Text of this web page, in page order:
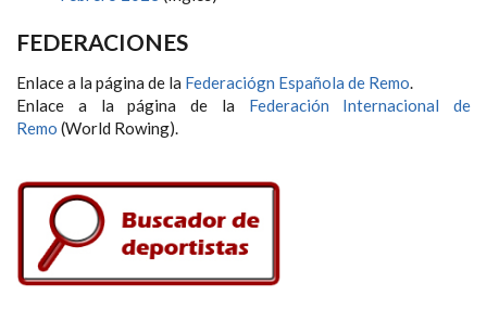
FEDERACIONES
Enlace a la página de la Federaciógn Española de Remo
Enlace a la página de la Federación Internacional de
Remo (World Rowing).